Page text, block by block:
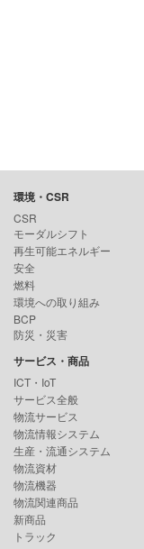
環境・CSR
CSR
モーダルシフト
再生可能エネルギー
安全
燃料
環境への取り組み
BCP
防災・災害
サービス・商品
ICT・IoT
サービス全般
物流サービス
物流情報システム
生産・流通システム
物流資材
物流機器
物流関連商品
新商品
トラック